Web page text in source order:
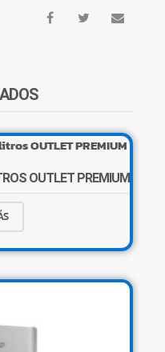
OUTLET PREMIUM